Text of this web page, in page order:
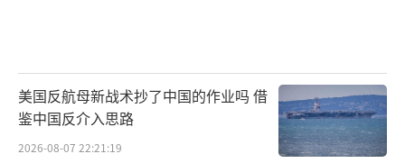
美国反航母新战术抄了中国的作业吗 借
鉴中国反介入思路
2026-08-07 22:21:19